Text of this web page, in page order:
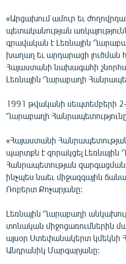
ՏԵՍԱՆՅՈՒԹԵՐ
ԲԱՆԱՎԵՃ
ՁԳՏԵԼՈՎ ԼԱՎԱԳՈՒՅՆԻՆ
ՓՈԴՔԱՍԹ
Հայերեն
English
Русский
ՀԵՏԵՎԵՔ ՄԵԶ
«Ազատության» բոլոր կայքերը
«Արցախում ամուր եւ
պետականության
գրավական է Լեռնային
խաղաղ եւ արդարացի լուծման
Հայաստանի նախագահի
Լեռնային Ղարաբաղի
1991 թվականի սեպտեմբերի 2-
Ղարաբաղի
«Հայաստանի Հանրապետության
պարտքն է զորակցել
Հանրապետության
ինչպես նաեւ միջազգային
Ռոբերտ Քոչարյանը:
Լեռնային Ղարաբաղի
տոնական միջոցառումներին
այսօր Ստեփանակերտ
Անդրանիկ Մարգարյանը: